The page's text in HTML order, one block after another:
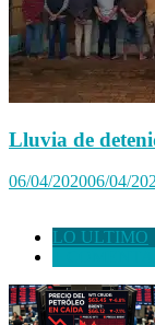
Lluvia de
06/04/202006/04/
LO ULTIMO